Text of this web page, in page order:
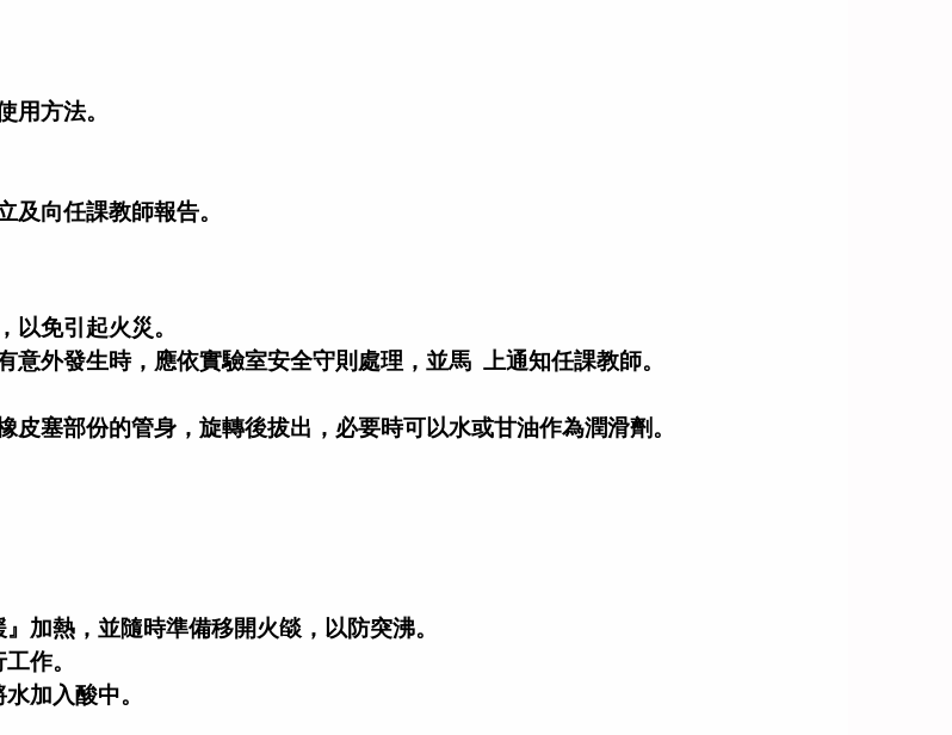
用方法。
及向任課教師報告。
以免引起火災。
外發生時，應依實驗室安全守則處理，並馬 上通知任課教師。
塞部份的管身，旋轉後拔出，必要時可以水或甘油作為潤滑劑。
加熱，並隨時準備移開火燄，以防突沸。
作。
加入酸中。